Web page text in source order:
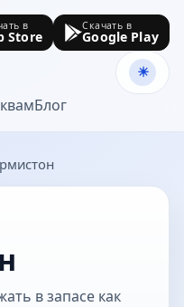
Блог
в
Store
Скачать в
Google Play
в запасе как